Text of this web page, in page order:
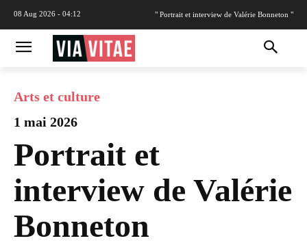
08 Aug 2026 - 04:12 " Portrait et interview de Valérie Bonneton "
Arts et culture
1 mai 2026
Portrait et
interview de Valérie
Bonneton